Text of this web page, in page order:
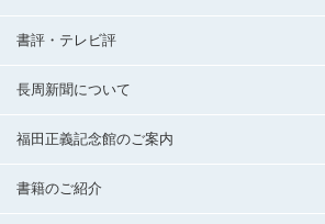
書評・テレビ評
長周新聞について
福田正義記念館のご案内
書籍のご紹介